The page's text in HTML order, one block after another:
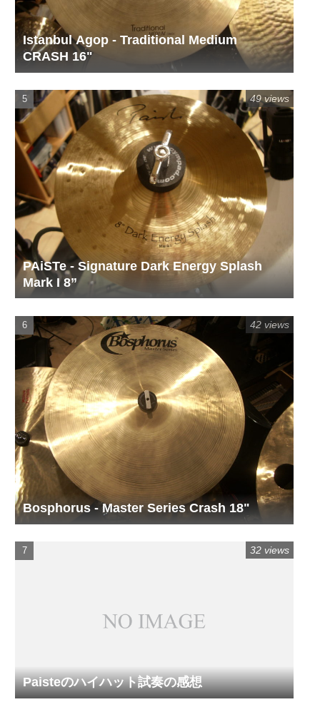
Istanbul Agop - Traditional Medium
CRASH 16"
PAiSTe - Signature Dark Energy Splash
Mark I 8”
49 views
Bosphorus - Master Series Crash 18"
42 views
Paisteのハイハット試奏の感想
32 views